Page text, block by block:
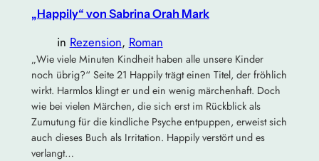
„Happily“ von Sabrina Orah Mark
in Rezension, Roman
„Wie viele Minuten Kindheit haben alle unsere Kinder
noch übrig?“ Seite 21 Happily trägt einen Titel, der fröhlich
wirkt. Harmlos klingt er und ein wenig märchenhaft. Doch
wie bei vielen Märchen, die sich erst im Rückblick als
Zumutung für die kindliche Psyche entpuppen, erweist sich
auch dieses Buch als Irritation. Happily verstört und es
verlangt…